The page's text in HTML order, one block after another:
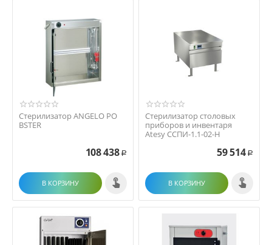
Стерилизатор ANGELO PO
BSTER
108 438 Р
В КОРЗИНУ
Стерилизатор столовых
приборов и инвентаря
Atesy ССПИ-1.1-02-Н
59 514 Р
В КОРЗИНУ